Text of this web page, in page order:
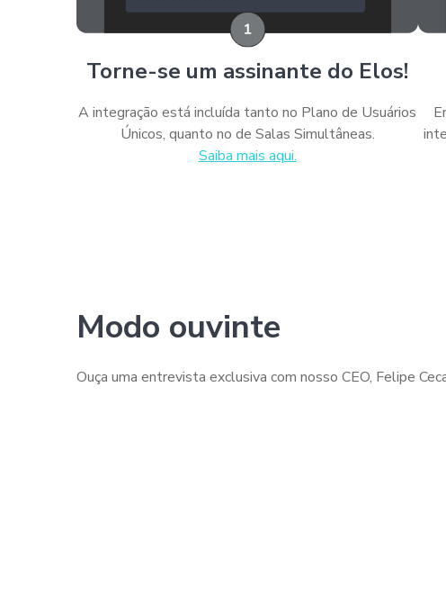
Torne-se um assinante do Elos!
A integração está incluída tanto no Plano de Usuários
Únicos, quanto no de Salas Simultâneas.
Saiba mais aqui.
Modo ouvinte
Ouça uma entrevista exclusiva com nosso CEO, Felipe